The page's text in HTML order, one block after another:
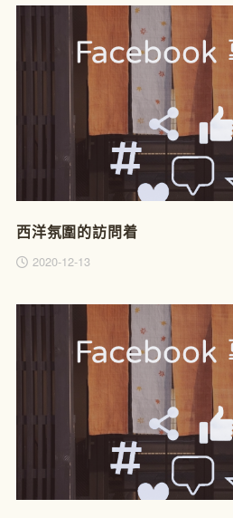
西洋氛圍的訪問着
2020-12-13